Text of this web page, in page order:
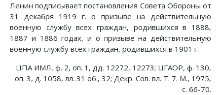
Ленин подписывает постановления Совета Обороны от
31 декабря 1919 г. о призыве на действительную
военную службу всех граждан, родившихся в 1888,
1887 и 1886 годах, и о призыве на действительную
военную службу всех граждан, родившихся в 1901 г.
ЦПА ИМЛ, ф. 2, оп. 1, дд. 12272, 12273; ЦГАОР, ф. 130,
оп. 3, д. 1058, лл. 31 об., 32; Декр. Сов. вл. Т. 7. М., 1975,
с. 66-70.